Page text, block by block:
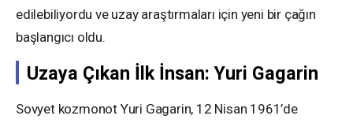
edilebiliyordu ve uzay araştırmaları için yeni bir çağın
başlangıcı oldu.
Uzaya Çıkan İlk İnsan: Yuri Gagarin
Sovyet kozmonot Yuri Gagarin, 12 Nisan 1961’de